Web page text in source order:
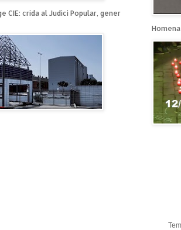
CIE: crida al Judici Popular, gener